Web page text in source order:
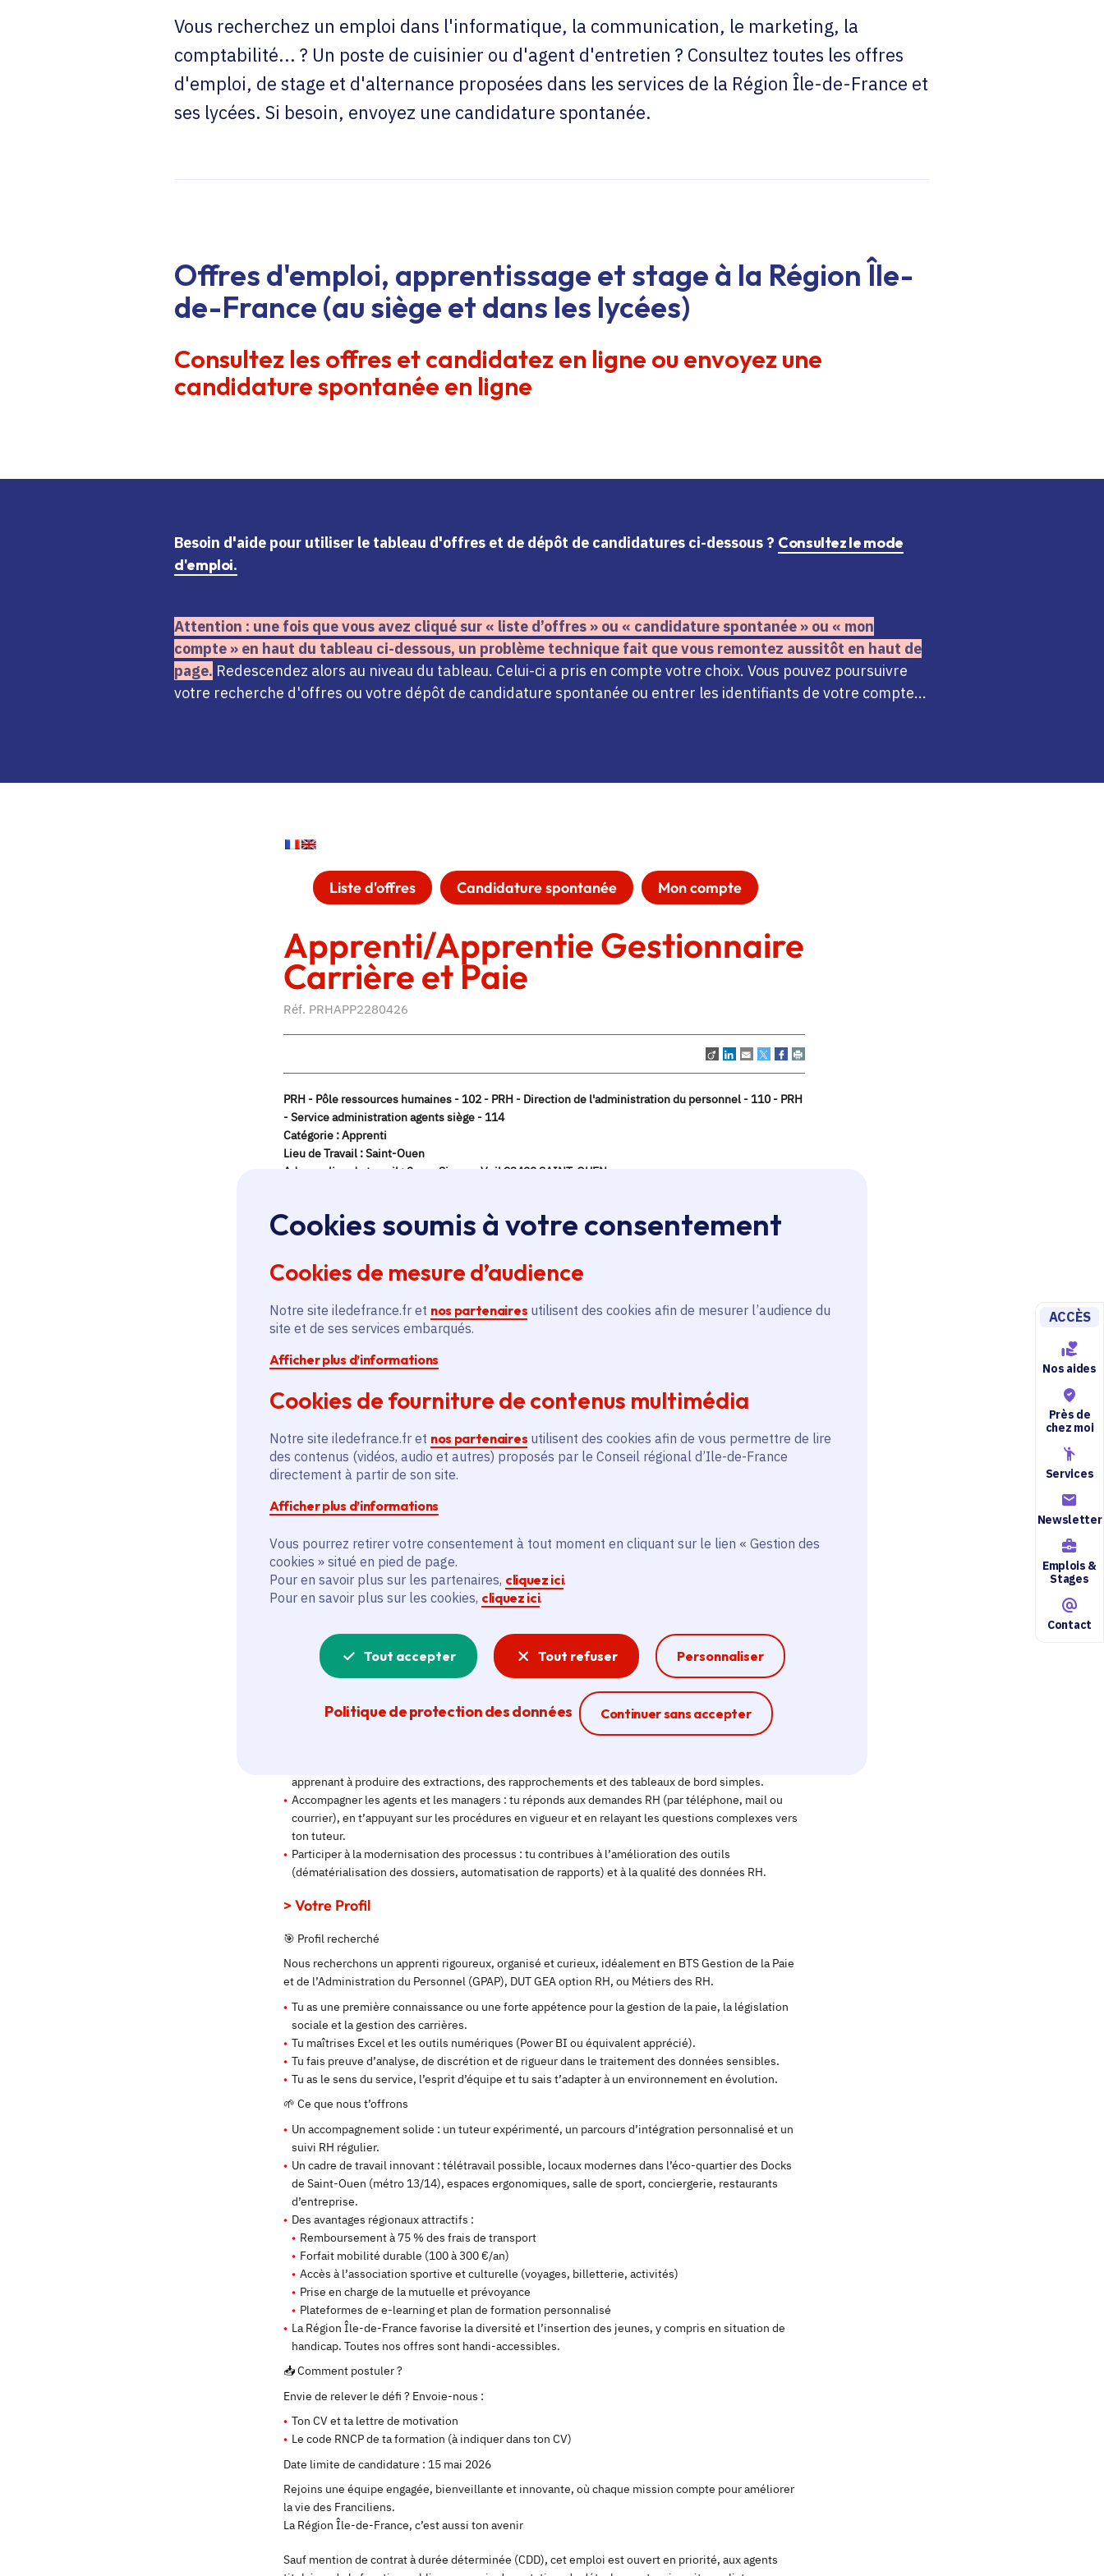
Cookies soumis à votre consentement
Cookies de mesure d’audience
Notre site iledefrance.fr et nos partenaires utilisent des cookies afin de mesurer l’audience du
site et de ses services embarqués.
Afficher plus d’informations
Cookies de fourniture de contenus multimédia
Notre site iledefrance.fr et nos partenaires utilisent des cookies afin de vous permettre de lire
des contenus (vidéos, audio et autres) proposés par le Conseil régional d’Ile-de-France
directement à partir de son site.
Afficher plus d’informations
Vous pourrez retirer votre consentement à tout moment en cliquant sur le lien « Gestion des
cookies » situé en pied de page.
Pour en savoir plus sur les partenaires, cliquez ici.
Pour en savoir plus sur les cookies, cliquez ici.
Tout accepter Tout refuser Personnaliser
Politique de protection des données Continuer sans accepter
Ferme la modale
ACCÈS
Nos aides
Près de
chez moi
Services
Newsletter
Emplois &
Stages
Contact
Vous recherchez un emploi dans l'informatique, la communication, le marketing, la
comptabilité... ? Un poste de cuisinier ou d'agent d'entretien ? Consultez toutes les offres
d'emploi, de stage et d'alternance proposées dans les services de la Région Île-de-France et
ses lycées. Si besoin, envoyez une candidature spontanée.
Offres d'emploi, apprentissage et stage à la Région Île-
de-France (au siège et dans les lycées)
Consultez les offres et candidatez en ligne ou envoyez une
candidature spontanée en ligne
Besoin d'aide pour utiliser le tableau d'offres et de dépôt de candidatures ci-dessous ? Consultez le mode
d'emploi.
Attention : une fois que vous avez cliqué sur « liste d’offres » ou « candidature spontanée » ou « mon
compte » en haut du tableau ci-dessous, un problème technique fait que vous remontez aussitôt en haut de
page. Redescendez alors au niveau du tableau. Celui-ci a pris en compte votre choix. Vous pouvez poursuivre
votre recherche d'offres ou votre dépôt de candidature spontanée ou entrer les identifiants de votre compte...